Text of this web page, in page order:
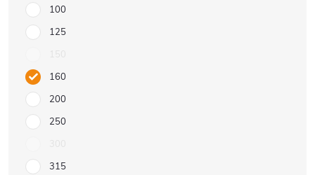
100
125
160
200
250
315